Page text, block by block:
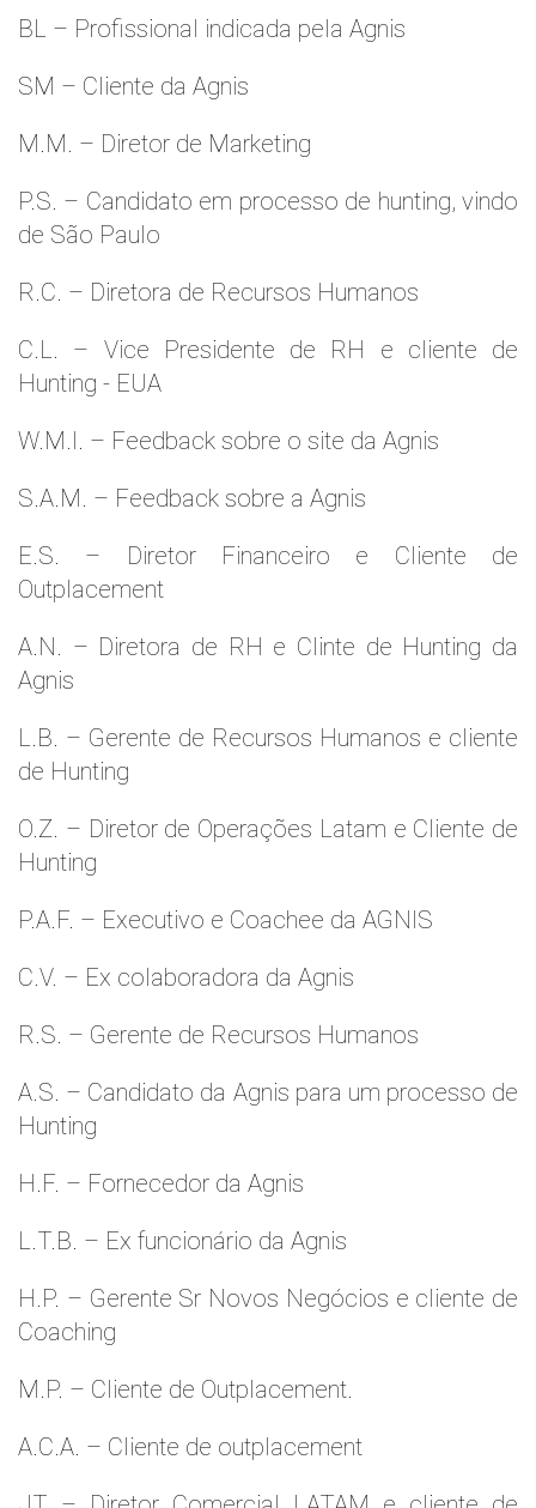
BL – Profissional indicada pela Agnis
SM – Cliente da Agnis
M.M. – Diretor de Marketing
P.S. – Candidato em processo de hunting, vindo
de São Paulo
R.C. – Diretora de Recursos Humanos
C.L. – Vice Presidente de RH e cliente de
Hunting - EUA
W.M.l. – Feedback sobre o site da Agnis
S.A.M. – Feedback sobre a Agnis
E.S. – Diretor Financeiro e Cliente de
Outplacement
A.N. – Diretora de RH e Clinte de Hunting da
Agnis
L.B. – Gerente de Recursos Humanos e cliente
de Hunting
O.Z. – Diretor de Operações Latam e Cliente de
Hunting
P.A.F. – Executivo e Coachee da AGNIS
C.V. – Ex colaboradora da Agnis
R.S. – Gerente de Recursos Humanos
A.S. – Candidato da Agnis para um processo de
Hunting
H.F. – Fornecedor da Agnis
L.T.B. – Ex funcionário da Agnis
H.P. – Gerente Sr Novos Negócios e cliente de
Coaching
M.P. – Cliente de Outplacement.
A.C.A. – Cliente de outplacement